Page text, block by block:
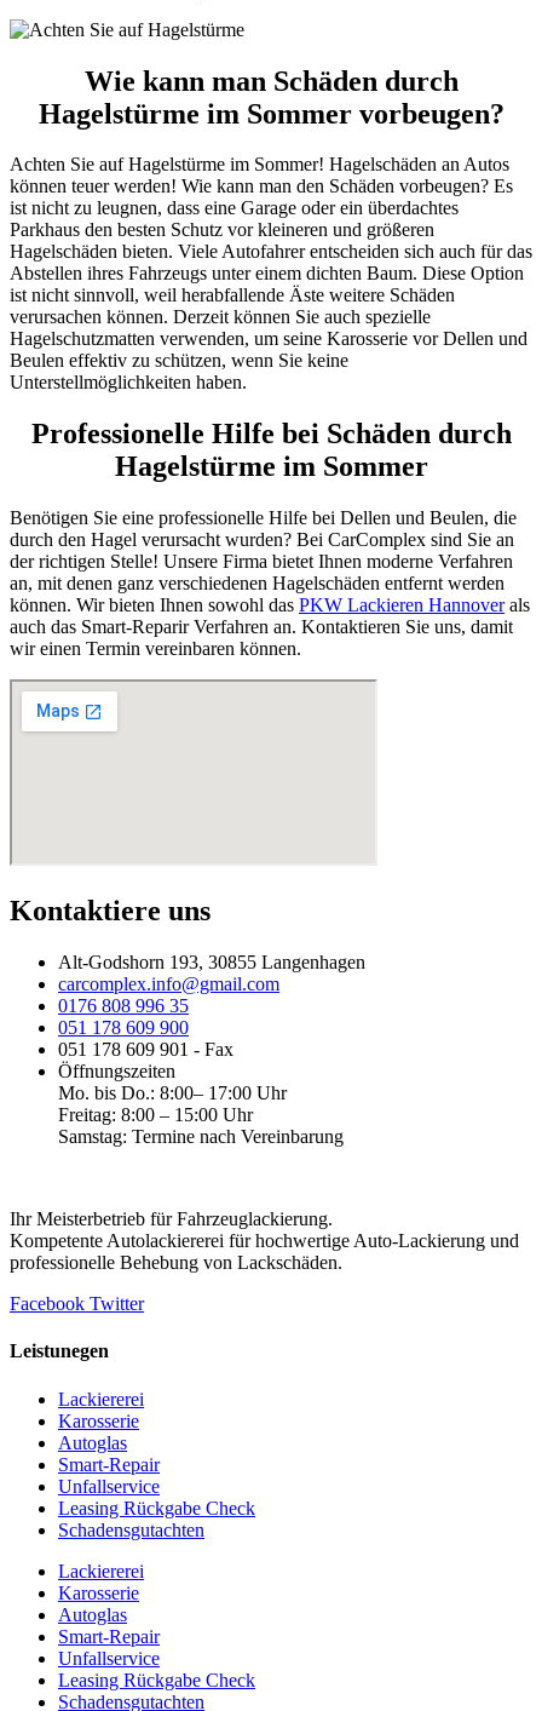
Wie kann man Schäden durch
Hagelstürme im Sommer vorbeugen?
Achten Sie auf Hagelstürme im Sommer! Hagelschäden an Autos
können teuer werden! Wie kann man den Schäden vorbeugen? Es
ist nicht zu leugnen, dass eine Garage oder ein überdachtes
Parkhaus den besten Schutz vor kleineren und größeren
Hagelschäden bieten. Viele Autofahrer entscheiden sich auch für das
Abstellen ihres Fahrzeugs unter einem dichten Baum. Diese Option
ist nicht sinnvoll, weil herabfallende Äste weitere Schäden
verursachen können. Derzeit können Sie auch spezielle
Hagelschutzmatten verwenden, um seine Karosserie vor Dellen und
Beulen effektiv zu schützen, wenn Sie keine
Unterstellmöglichkeiten haben.
Professionelle Hilfe bei Schäden durch
Hagelstürme im Sommer
Benötigen Sie eine professionelle Hilfe bei Dellen und Beulen, die
durch den Hagel verursacht wurden? Bei CarComplex sind Sie an
der richtigen Stelle! Unsere Firma bietet Ihnen moderne Verfahren
an, mit denen ganz verschiedenen Hagelschäden entfernt werden
können. Wir bieten Ihnen sowohl das PKW Lackieren Hannoverals
auch das Smart-Reparir Verfahren an. Kontaktieren Sie uns, damit
wir einen Termin vereinbaren können.
Kontaktiere uns
Alt-Godshorn 193, 30855 Langenhagen
carcomplex.info@gmail.com
0176 808 996 35
051 178 609 900
051 178 609 901 - Fax
Öffnungszeiten
Mo. bis Do.: 8:00– 17:00 Uhr
Freitag: 8:00 – 15:00 Uhr
Samstag: Termine nach Vereinbarung
Ihr Meisterbetrieb für Fahrzeuglackierung.
Kompetente Autolackiererei für hochwertige Auto-Lackierung und
professionelle Behebung von Lackschäden.
Facebook Twitter
Leistunegen
Lackiererei
Karosserie
Autoglas
Smart-Repair
Unfallservice
Leasing Rückgabe Check
Schadensgutachten
Lackiererei
Karosserie
Autoglas
Smart-Repair
Unfallservice
Leasing Rückgabe Check
Schadensgutachten